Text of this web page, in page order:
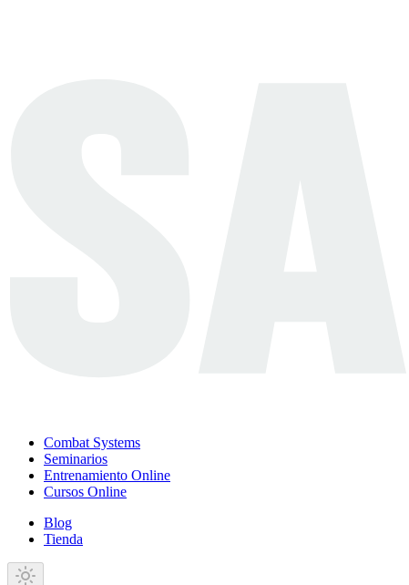
Combat Systems
Seminarios
Entrenamiento Online
Cursos Online
Blog
Tienda